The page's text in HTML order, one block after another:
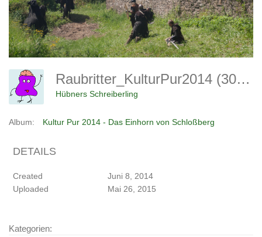
Raubritter_KulturPur2014 (30 Von 125)
Hübners Schreiberling
Album: Kultur Pur 2014 - Das Einhorn von Schloßberg
DETAILS
Created
Juni 8, 2014
Uploaded
Mai 26, 2015
Kategorien: